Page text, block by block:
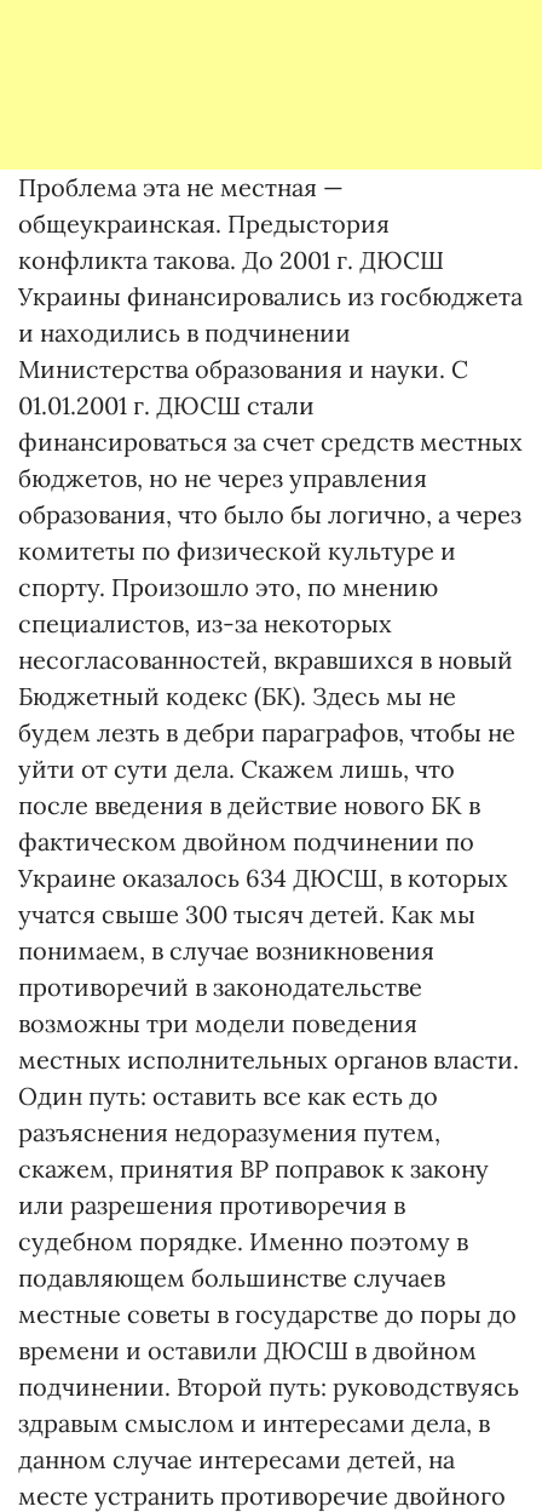
Проблема эта не местная —
общеукраинская. Предыстория
конфликта такова. До 2001 г. ДЮСШ
Украины финансировались из госбюджета
и находились в подчинении
Министерства образования и науки. С
01.01.2001 г. ДЮСШ стали
финансироваться за счет средств местных
бюджетов, но не через управления
образования, что было бы логично, а через
комитеты по физической культуре и
спорту. Произошло это, по мнению
специалистов, из-за некоторых
несогласованностей, вкравшихся в новый
Бюджетный кодекс (БК). Здесь мы не
будем лезть в дебри параграфов, чтобы не
уйти от сути дела. Скажем лишь, что
после введения в действие нового БК в
фактическом двойном подчинении по
Украине оказалось 634 ДЮСШ, в которых
учатся свыше 300 тысяч детей. Как мы
понимаем, в случае возникновения
противоречий в законодательстве
возможны три модели поведения
местных исполнительных органов власти.
Один путь: оставить все как есть до
разъяснения недоразумения путем,
скажем, принятия ВР поправок к закону
или разрешения противоречия в
судебном порядке. Именно поэтому в
подавляющем большинстве случаев
местные советы в государстве до поры до
времени и оставили ДЮСШ в двойном
подчинении. Второй путь: руководствуясь
здравым смыслом и интересами дела, в
данном случае интересами детей, на
месте устранить противоречие двойного